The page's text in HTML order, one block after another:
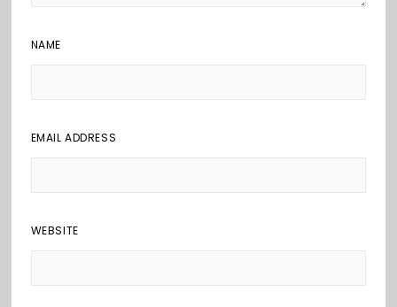
NAME
EMAIL ADDRESS
WEBSITE